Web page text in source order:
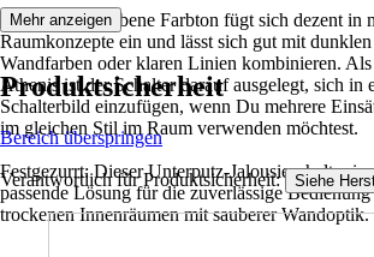
Der anthrazitfarbene Farbton fügt sich dezent in
Raumkonzepte ein und lässt sich gut mit
Wandfarben oder klaren Linien kombinieren.
Athenis ist der Schalter darauf ausgelegt, sich in
Schalterbild einzufügen, wenn Du mehrere
im gleichen Stil im Raum verwenden möchtest.
Festgezurrt: Dieser Unterputz-Jalousieschalter
passende Lösung für die zuverlässige
trockenen Innenräumen mit sauberer Wandoptik.
Mehr anzeigen
Produktsicherheit
Bereich überspringen
Verantwortlich für Produktsicherheit: Siehe